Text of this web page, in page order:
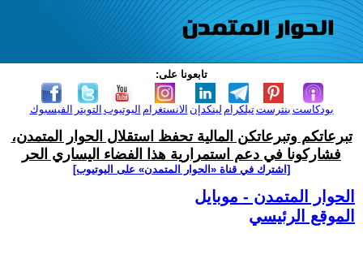
تابعونا على:
الفيسبوك التويتر اليوتيوب الانستغرام لينكدإن تيلكرامبنترست بودكاست
تبرعاتكم وتبرعاتكن المالية تحفظ استقلال الحوار المتمدن،
فشاركونا في دعم استمرارية هذا الفضاء اليساري الحر
[اشترك في قناة ‫«الحوار المتمدن» على اليوتيوب]
الحوار المتمدن - موبايل
الموقع الرئيسي